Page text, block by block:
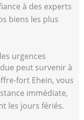
à des experts
biens les plus
urgences
peut survenir à
fort Ehein, vous
immédiate,
les jours fériés.